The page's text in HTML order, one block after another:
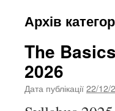
Архів
The
2026
Дата публікації22/12/